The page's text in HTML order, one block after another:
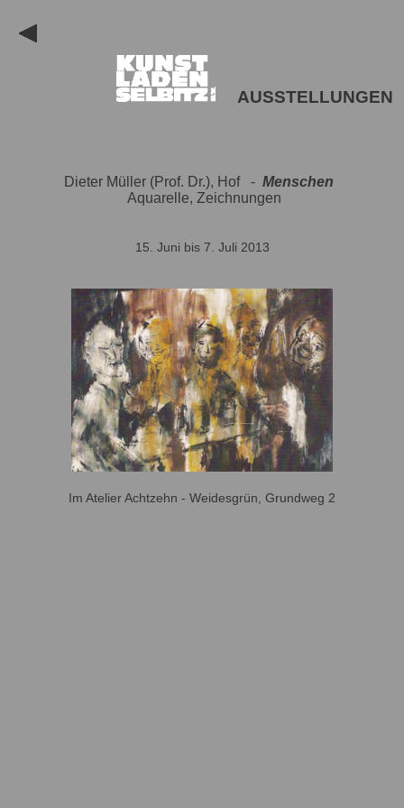
AUSSTELLUNGEN
Dieter Müller (Prof. Dr.), Hof - Menschen
Aquarelle, Zeichnungen
15. Juni bis 7. Juli 2013
Im Atelier Achtzehn - Weidesgrün, Grundweg 2